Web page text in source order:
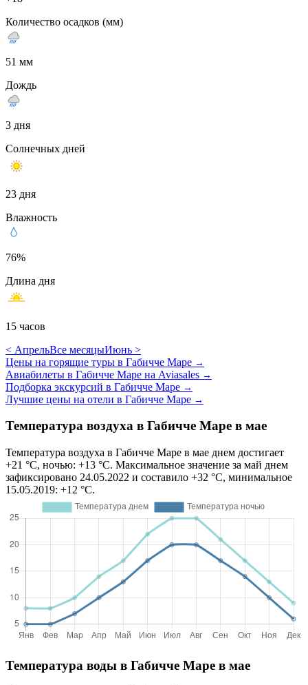
Количество осадков (мм)
51 мм
Дождь
3 дня
Солнечных дней
23 дня
Влажность
76%
Длина дня
15 часов
< АпрельВсе месяцыИюнь >
Цены на горящие туры в Габичче Маре →
Авиабилеты в Габичче Маре на Aviasales →
Подборка экскурсий в Габичче Маре →
Лучшие цены на отели в Габичче Маре →
Температура воздуха в Габичче Маре в мае
Температура воздуха в Габичче Маре в мае днем достигает
+21 °C, ночью: +13 °C. Максимальное значение за май днем
зафиксировано 24.05.2022 и составило +32 °C, минимальное
15.05.2019: +12 °C.
Температура воды в Габичче Маре в мае